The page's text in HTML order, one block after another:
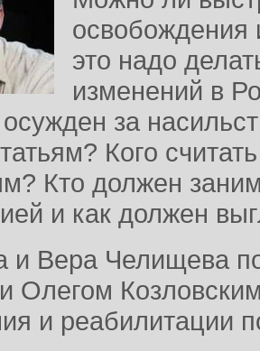
освобождения
это надо
изменений в
за
Кого
Кто должен
и как должен
и Вера Челищева
Олегом
и реабилитации